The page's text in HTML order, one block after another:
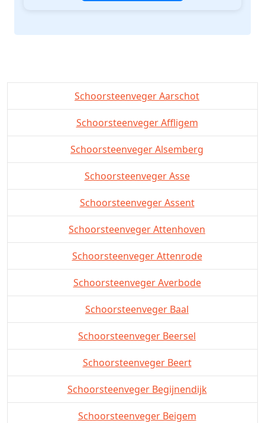
Schoorsteenveger Aarschot
Schoorsteenveger Affligem
Schoorsteenveger Alsemberg
Schoorsteenveger Asse
Schoorsteenveger Assent
Schoorsteenveger Attenhoven
Schoorsteenveger Attenrode
Schoorsteenveger Averbode
Schoorsteenveger Baal
Schoorsteenveger Beersel
Schoorsteenveger Beert
Schoorsteenveger Begijnendijk
Schoorsteenveger Beigem